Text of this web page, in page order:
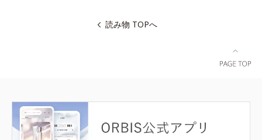
読み物 TOPへ